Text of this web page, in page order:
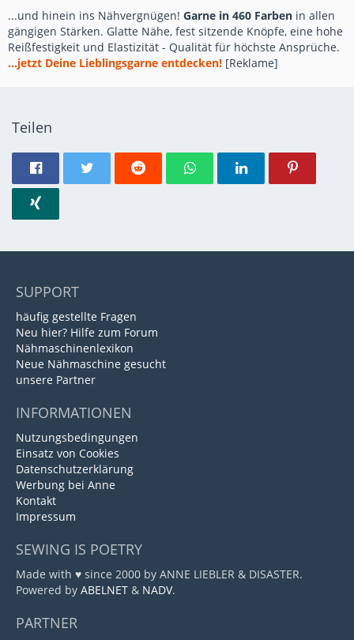
...und hinein ins Nähvergnügen! Garne in 460 Farben in allen
gängigen Stärken. Glatte Nähe, fest sitzende Knöpfe, eine hohe
Reißfestigkeit und Elastizität - Qualität für höchste Ansprüche.
...jetzt Deine Lieblingsgarne entdecken! [Reklame]
Teilen
SUPPORT
häufig gestellte Fragen
Neu hier? Hilfe zum Forum
Nähmaschinenlexikon
Neue Nähmaschine gesucht
unsere Partner
INFORMATIONEN
Nutzungsbedingungen
Einsatz von Cookies
Datenschutzerklärung
Werbung bei Anne
Kontakt
Impressum
SEWING IS POETRY
Made with ♥ since 2000 by ANNE LIEBLER & DISASTER.
Powered by ABELNET & NADV.
PARTNER